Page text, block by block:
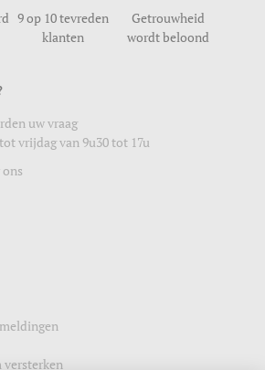
9 op 10 tevreden
klanten
Getrouwheid
wordt beloond
uw vraag
vrijdag van 9u30 tot 17u
versterken